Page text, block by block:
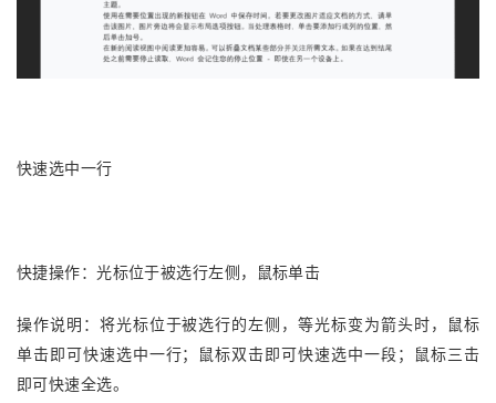
快速选中一行
快捷操作：光标位于被选行左侧，鼠标单击
操作说明：将光标位于被选行的左侧，等光标变为箭头时，鼠标
单击即可快速选中一行；鼠标双击即可快速选中一段；鼠标三击
即可快速全选。